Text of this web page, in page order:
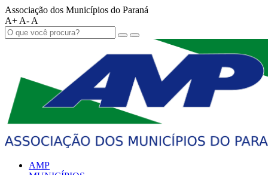
Associação dos Municípios do Paraná
A+ A- A
AMP